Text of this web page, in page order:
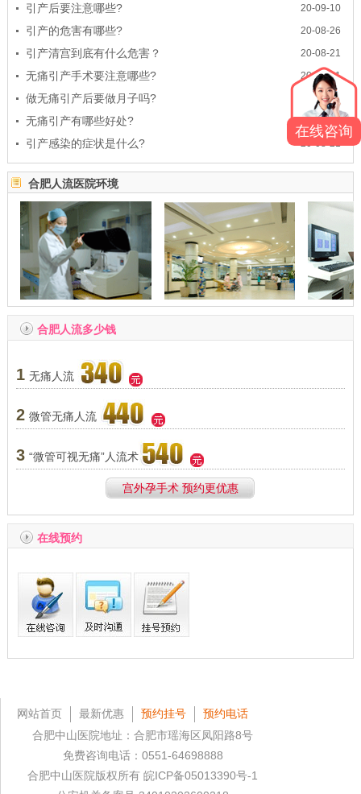
20-09-10
引产后要注意哪些?
20-08-26
引产的危害有哪些?
20-08-21
引产清宫到底有什么危害？
20-08-21
无痛引产手术要注意哪些?
20-08-21
做无痛引产后要做月子吗?
20-08-21
无痛引产有哪些好处?
引产感染的症状是什么?
合肥人流医院环境
合肥人流多少钱
1 无痛人流
2 微管无痛人流
3 “微管可视无痛”人流术
宫外孕手术 预约更优惠
在线预约
网站首页 最新优惠 预约挂号
预约电话
合肥中山医院地址：合肥市瑶海区凤阳路8号
免费咨询电话：0551-64698888
合肥中山医院版权所有 皖ICP备05013390号-1
在线咨询